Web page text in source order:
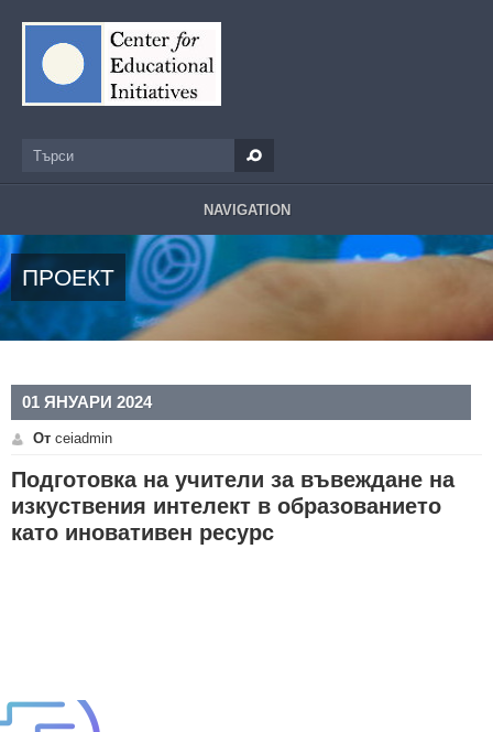
Търси
NAVIGATION
ПРОЕКТ
01 ЯНУАРИ 2024
От ceiadmin
Подготовка на учители за въвеждане на
изкуствения интелект в образованието
като иновативен ресурс